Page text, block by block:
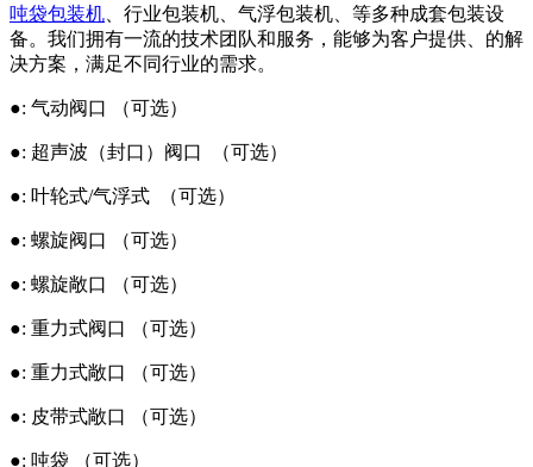
吨袋包装机 、行业包装机、气浮包装机、等多种成套包装设
备。我们拥有一流的技术团队和服务，能够为客户提供、的解
决方案，满足不同行业的需求。
●: 气动阀口 （可选）
●: 超声波（封口）阀口 （可选）
●: 叶轮式/气浮式 （可选）
●: 螺旋阀口 （可选）
●: 螺旋敞口 （可选）
●: 重力式阀口 （可选）
●: 重力式敞口 （可选）
●: 皮带式敞口 （可选）
●: 吨袋 （可选）